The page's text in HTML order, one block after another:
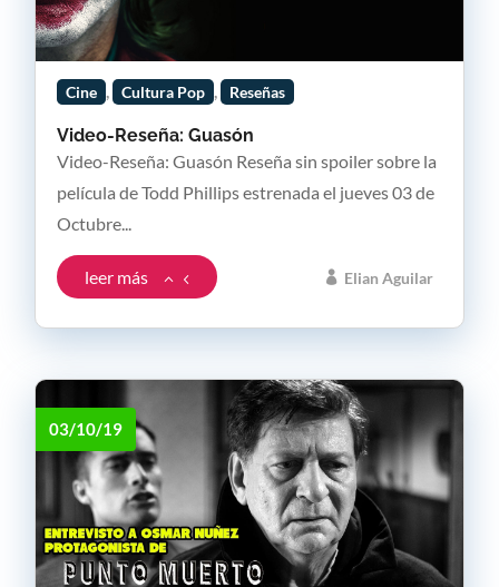
Video-Reseña: Guasón
Elian Aguilar
Cine , Cultura Pop , Reseñas
Video-Reseña: Guasón Reseña sin spoiler sobre la
película de Todd Phillips estrenada el jueves 03 de
Octubre...
leer más
03/10/19